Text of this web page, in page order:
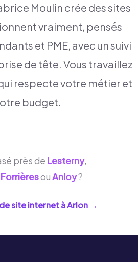
Moulin crée des sites
vraiment, pensés
et PME, avec un suivi
de tête. Vous travaillez
respecte votre métier et
budget.
près de Lesterny,
ForrièresouAnloy?
site internet àArlon →